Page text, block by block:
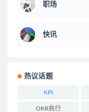
职场
快讯
热议话题
KPI
OKR执行